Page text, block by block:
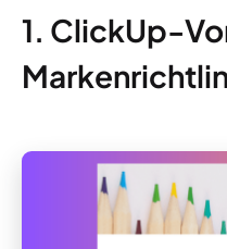
1. ClickUp-